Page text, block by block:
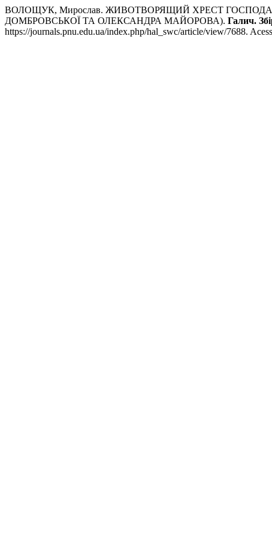
ВОЛОЩУК, Мирослав. ЖИВОТВОРЯЩИЙ ХРЕСТ ГОСПОДА
ДОМБРОВСЬКОЇ ТА ОЛЕКСАНДРА МАЙОРОВА). Галич.
https://journals.pnu.edu.ua/index.php/hal_swc/article/view/7688.